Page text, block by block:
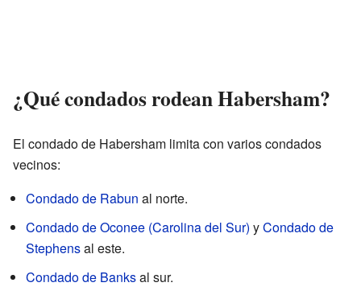
¿Qué condados rodean Habersham?
El condado de Habersham limita con varios condados
vecinos:
Condado de Rabun al norte.
Condado de Oconee (Carolina del Sur) yCondado de
Stephensal este.
Condado de Banksal sur.